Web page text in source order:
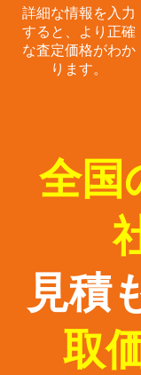
詳細な情報を入力
すると、
より正確
な査定価格がわか
ります。
全国
見積
取